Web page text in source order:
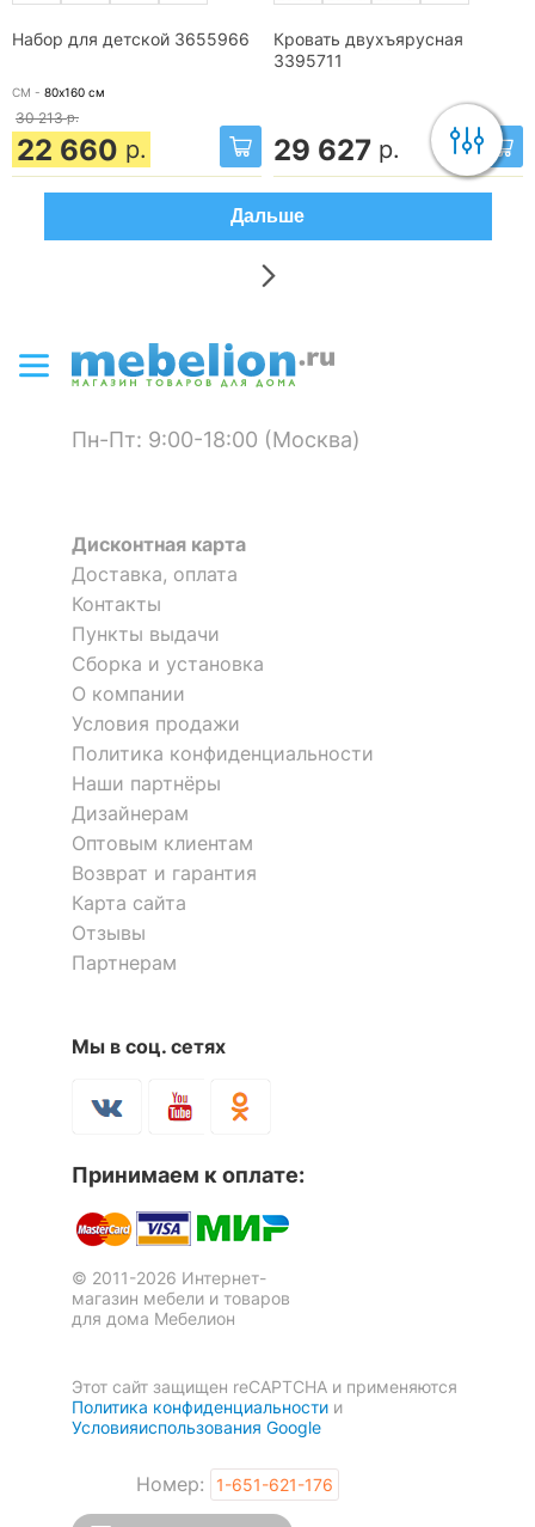
Набор для детской 3655966
СМ - 80х160 см
30 213 р.
22 660 р.
Кровать двухъярусная
3395711
29 627 р.
Дальше
Пн-Пт: 9:00-18:00 (Москва)
Дисконтная карта
Доставка, оплата
Контакты
Пункты выдачи
Сборка и установка
О компании
Условия продажи
Политика конфиденциальности
Наши партнёры
Дизайнерам
Оптовым клиентам
Возврат и гарантия
Карта сайта
Отзывы
Партнерам
Мы в соц. сетях
Принимаем к оплате:
© 2011-2026 Интернет-
магазин мебели и товаров
для дома Мебелион
Этот сайт защищен reCAPTCHA и применяются
Политика конфиденциальности и
Условияиспользования Google
Номер: 1-651-621-176